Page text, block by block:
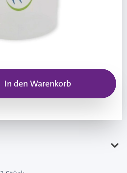
In den Warenkorb